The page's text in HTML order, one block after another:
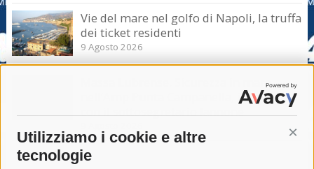
Utilizziamo i cookie e altre
tecnologie
Vie del mare nel golfo di Napoli, la truffa
dei ticket residenti
9 Agosto 2026
Massa Lubrense. Sicurezza in mare
nell’Amp Punta Campanella, incontro
con il sottosegretario Iannone